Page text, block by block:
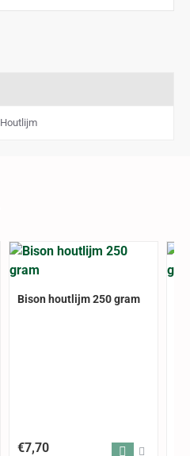
Houtlijm
Bison houtlijm 250 gram
€7,70